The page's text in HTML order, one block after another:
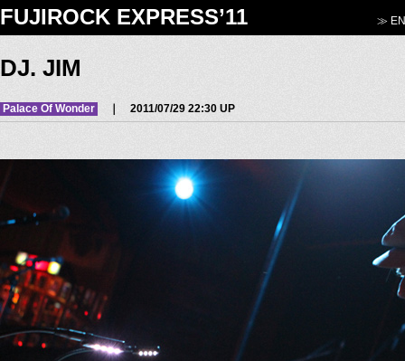
FUJIROCK EXPRESS’11 ≫
DJ. JIM
Palace Of Wonder ｜ 2011/07/29 22:30 UP